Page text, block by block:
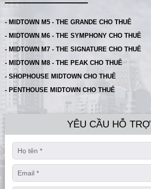
- MIDTOWN M5 - THE GRANDE CHO THUÊ
- MIDTOWN M6 - THE SYMPHONY CHO THUÊ
- MIDTOWN M7 - THE SIGNATURE CHO THUÊ
- MIDTOWN M8 - THE PEAK CHO THUÊ
- SHOPHOUSE MIDTOWN CHO THUÊ
- PENTHOUSE MIDTOWN CHO THUÊ
YÊU CẦU HỖ TRỢ